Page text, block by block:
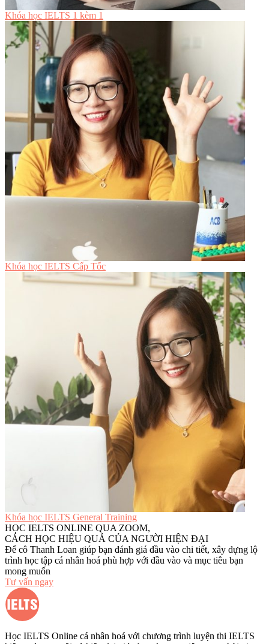
Khóa học IELTS 1 kèm 1
Khóa học IELTS Cấp Tốc
Khóa học IELTS General Training
HỌC IELTS ONLINE QUA ZOOM,
CÁCH HỌC HIỆU QUẢ CỦA NGƯỜI HIỆN ĐẠI
Để cô Thanh Loan giúp bạn đánh giá đầu vào chi tiết, xây dựng lộ
trình học tập cá nhân hoá phù hợp với đầu vào và mục tiêu bạn
mong muốn
Tư vấn ngay
Học IELTS Online cá nhân hoá với chương trình luyện thi IELTS